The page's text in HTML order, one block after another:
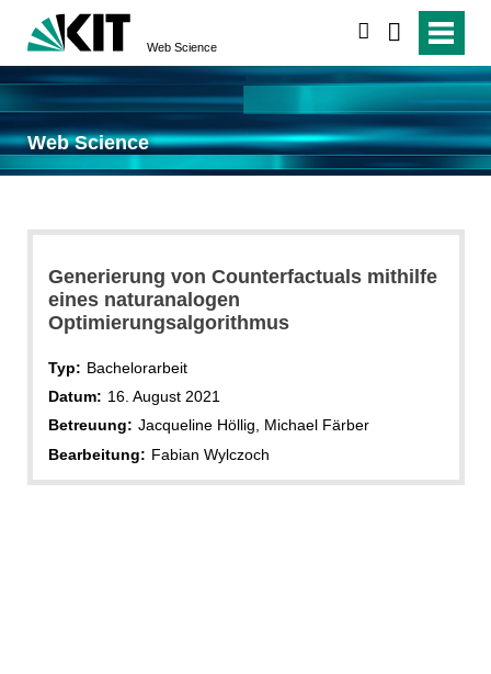
Web Science
Web Science
Generierung von Counterfactuals mithilfe
eines naturanalogen
Optimierungsalgorithmus
Typ: Bachelorarbeit
Datum: 16. August 2021
Betreuung: Jacqueline Höllig, Michael Färber
Bearbeitung: Fabian Wylczoch